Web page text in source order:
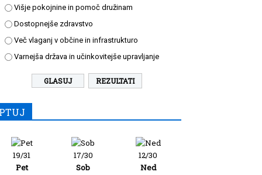
Višje pokojnine in pomoč družinam
Dostopnejše zdravstvo
Več vlaganj v občine in infrastrukturo
Varnejša država in učinkovitejše upravljanje
REZULTATI
19/31
Pet
17/30
Sob
12/30
Ned